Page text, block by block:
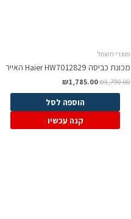
מוצרי חשמל
מכונת כביסה Haier HW7012829 האייר
₪1,790.00
₪1,785.00
הוספה לסל
קנה עכשיו